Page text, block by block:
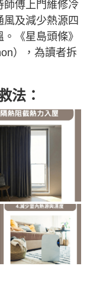
師傅上門維修冷
及減少熱源四
《星島頭條》
），為讀者拆
法：